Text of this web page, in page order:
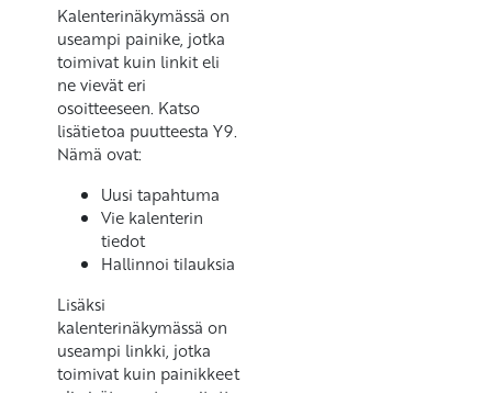
Kalenterinäkymässä on
useampi painike, jotka
toimivat kuin linkit eli
ne vievät eri
osoitteeseen. Katso
lisätietoa puutteesta Y9.
Nämä ovat:
Uusi tapahtuma
Vie kalenterin
tiedot
Hallinnoi tilauksia
Lisäksi
kalenterinäkymässä on
useampi linkki, jotka
toimivat kuin painikkeet